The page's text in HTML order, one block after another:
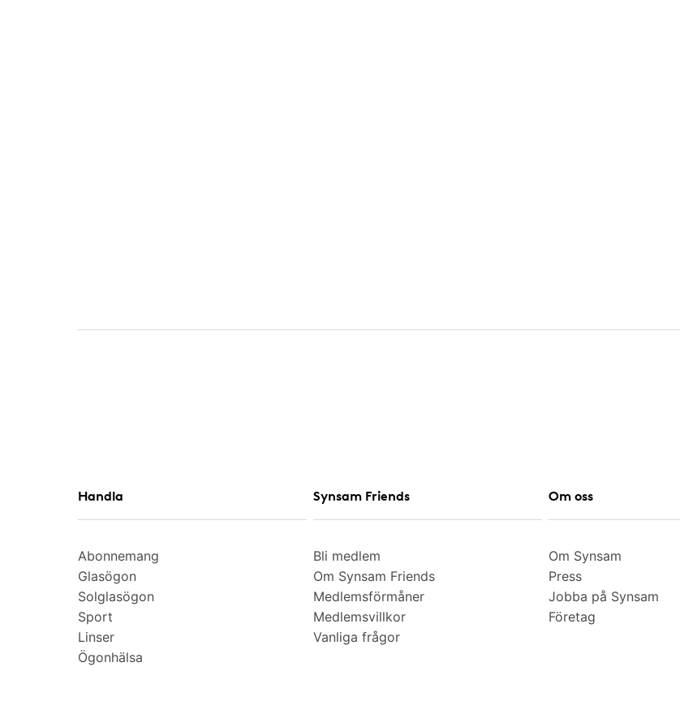
Handla
Abonnemang
Glasögon
Solglasögon
Sport
Linser
Ögonhälsa
Synsam Friends
Bli medlem
Om Synsam Friends
Medlemsförmåner
Medlemsvillkor
Vanliga frågor
Om oss
Om Synsam
Press
Jobba på Synsam
Företag